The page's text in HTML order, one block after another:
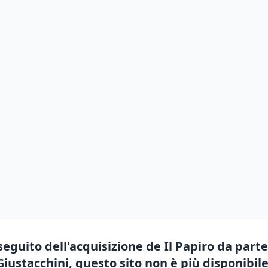
dell'acquisizione de Il Papiro da
questo sito non è più